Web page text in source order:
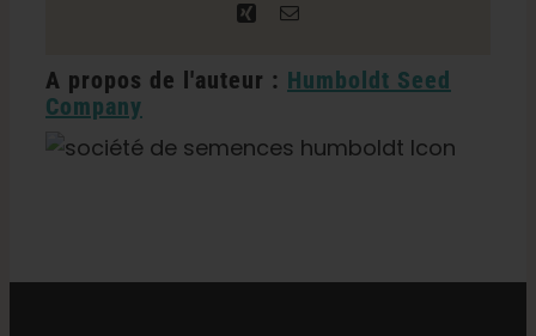
Xing Courriel
A propos de l'auteur : Humboldt Seed
Company